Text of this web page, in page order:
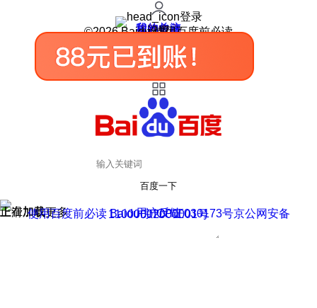
登录
我的关注
我的收藏
皮肤中心
用户反馈
设置
©2026 Baidu 使用百度前必读
百度一下
正在加载
上滑加载更多 用户反馈
使用百度前必读 Baidu 京ICP证030173号
京公网安备11000002000001号